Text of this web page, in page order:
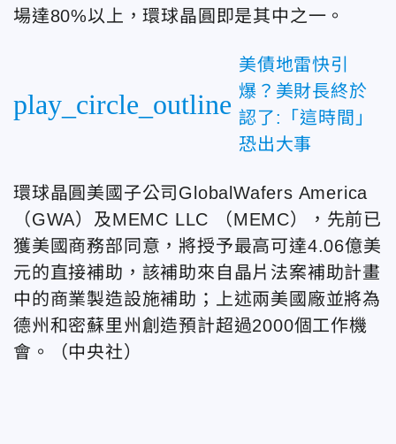
場達80%以上，環球晶圓即是其中之一。
play_circle_outline
美債地雷快引
爆？美財長終於
認了:「這時間」
恐出大事
環球晶圓美國子公司GlobalWafers America
（GWA）及MEMC LLC （MEMC），先前已
獲美國商務部同意，將授予最高可達4.06億美
元的直接補助，該補助來自晶片法案補助計畫
中的商業製造設施補助；上述兩美國廠並將為
德州和密蘇里州創造預計超過2000個工作機
會。
（中央社）